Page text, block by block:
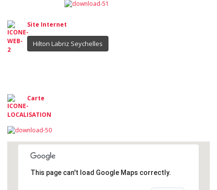
Site Internet
Hilton Labriz Seychelles
Carte
This page can't load Google Maps correctly.